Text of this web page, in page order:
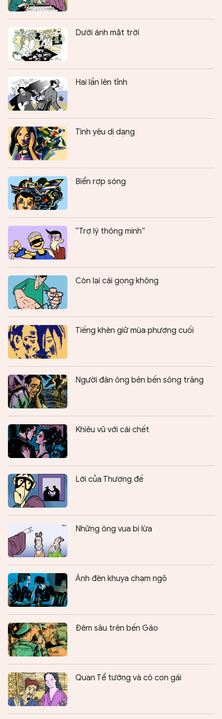
Dưới ánh mặt trời
Hai lần lên tỉnh
Tình yêu dị dạng
Biển rợp sóng
“Trợ lý thông minh”
Còn lại cái gọng không
Tiếng khèn giữ mùa phượng cuối
Người đàn ông bên bến sông trăng
Khiêu vũ với cái chết
Lời của Thượng đế
Những ông vua bị lừa
Ánh đèn khuya chạm ngõ
Đêm sâu trên bến Gáo
Quan Tể tướng và cô con gái